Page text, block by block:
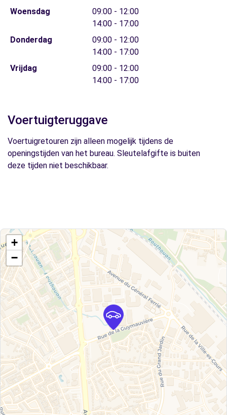
Woensdag
09:00 - 12:00
14:00 - 17:00
Donderdag
09:00 - 12:00
14:00 - 17:00
Vrijdag
09:00 - 12:00
14:00 - 17:00
Voertuigteruggave
Voertuigretouren zijn alleen mogelijk tijdens de
openingstijden van het bureau. Sleutelafgifte is buiten
deze tijden niet beschikbaar.
+
−